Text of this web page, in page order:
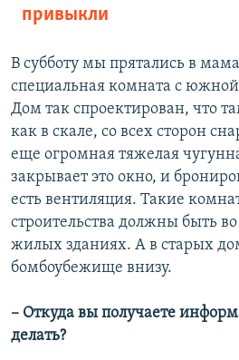
привыкли
В субботу мы прятались в
специальная комната с
Дом так спроектирован, что
как в скале, со всех сторон
еще огромная тяжелая
закрывает это окно, и
есть вентиляция. Такие
строительства должны быть
жилых зданиях. А в старых
бомбоубежище внизу.
– Откуда вы получаете
делать?